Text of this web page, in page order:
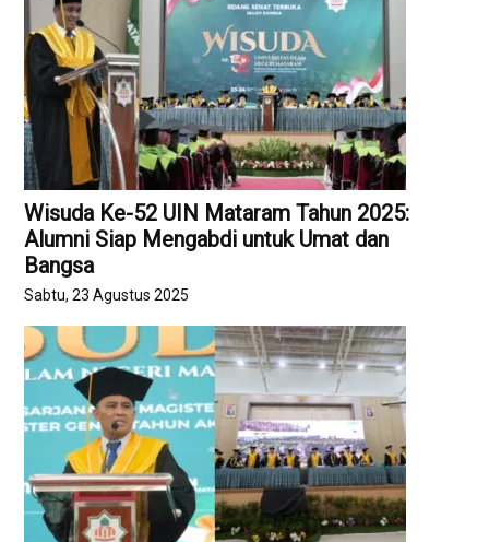
Wisuda Ke-52 UIN Mataram Tahun 2025:
Alumni Siap Mengabdi untuk Umat dan
Bangsa
Sabtu, 23 Agustus 2025